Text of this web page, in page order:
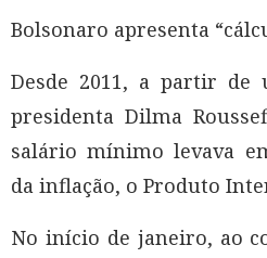
Bolsonaro apresenta
Desde 2011, a partir de
presidenta Dilma
salário mínimo levava
da inflação, o Produto
No início de janeiro, ao